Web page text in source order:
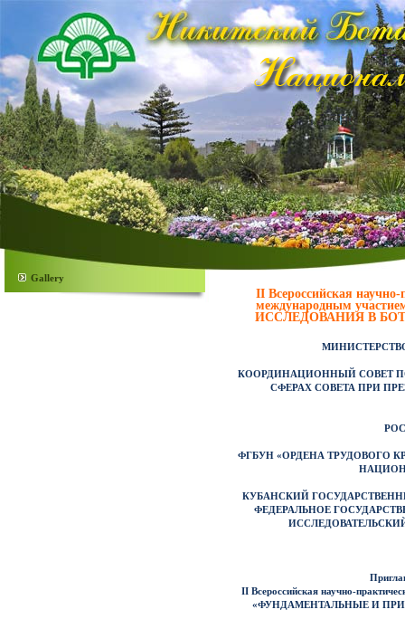
Gallery
II Всероссийская
международным
ИССЛЕДОВАНИЯ В
КООРДИНАЦИОННЫЙ СОВЕТ
СФЕРАХ СОВЕТА ПРИ
ФГБУН «ОРДЕНА ТРУДОВОГО
КУБАНСКИЙ
ФЕДЕРАЛЬНОЕ
II Всероссийская научно-
«ФУНДАМЕНТАЛЬНЫЕ И